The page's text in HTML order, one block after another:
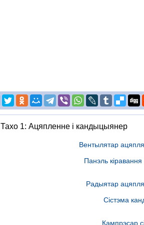
Тахо 1: Ацяпленне і кандыцыянер
Вентылятар
Панэль
Радыятар
Сістэма
Кампрэсар